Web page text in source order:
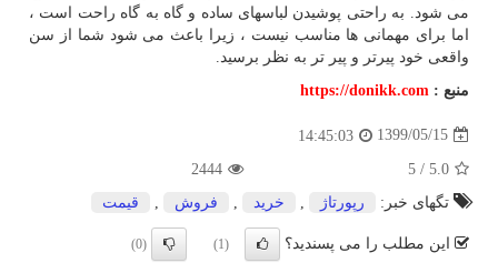
می شود. به راحتی پوشیدن لباسهای ساده و گاه به گاه راحت است ،
اما برای مهمانی ها مناسب نیست ، زیرا باعث می شود شما از سن
واقعی خود پیرتر و پیر تر به نظر برسید.
منبع : https://donikk.com
1399/05/15
14:45:03
5.0
/
5
2444
تگهای خبر:
رپورتاژ خرید فروش قیمت
این مطلب را می پسندید؟ (1)
(0)